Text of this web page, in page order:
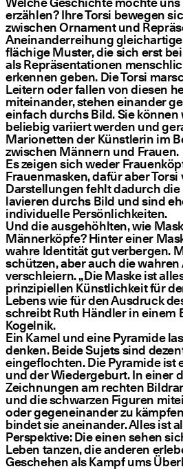
erzählen? Ihre Torsi bewegen
zwischen Ornament und
Aneinanderreihung
flächige Muster, die sich erst
als Repräsentationen
erkennen geben. Die Torsi
Leitern oder fallen von diesen
miteinander, stehen einander
einfach durchs Bild. Sie
beliebig variiert werden und
Marionetten der Künstlerin im
zwischen Männern und Frauen.
Es zeigen sich weder
Frauenmasken, dafür aber Torsi
Darstellungen fehlt dadurch die
lavieren durchs Bild und sind
individuelle Persönlichkeiten.
Und die ausgehöhlten, wie
Männerköpfe? Hinter einer
wahre Identität gut verbergen.
schützen, aber auch die
verschleiern.„Die Maske ist
prinzipiellen Künstlichkeit für
Lebens wie für den Ausdruck
schreibt Ruth Händler in einem
Kogelnik.
Ein Kamel und eine Pyramide
denken. Beide Sujets sind
eingeflochten. Die Pyramide ist
und der Wiedergeburt. In einer
Zeichnungen am rechten
und die schwarzen Figuren
oder gegeneinander zu
bindet sie aneinander. Alles ist
Perspektive: Die einen sehen
Leben tanzen, die anderen
Geschehen als Kampf ums